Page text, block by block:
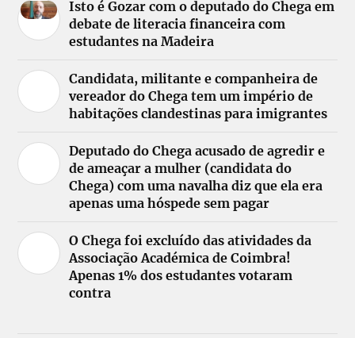
Isto é Gozar com o deputado do Chega em
debate de literacia financeira com
estudantes na Madeira
Candidata, militante e companheira de
vereador do Chega tem um império de
habitações clandestinas para imigrantes
Deputado do Chega acusado de agredir e
de ameaçar a mulher (candidata do
Chega) com uma navalha diz que ela era
apenas uma hóspede sem pagar
O Chega foi excluído das atividades da
Associação Académica de Coimbra!
Apenas 1% dos estudantes votaram
contra